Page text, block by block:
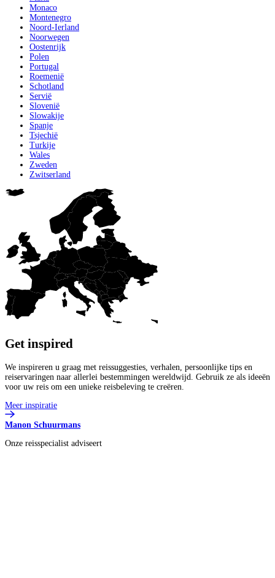
Monaco
Montenegro
Noord-Ierland
Noorwegen
Oostenrijk
Polen
Portugal
Roemenië
Schotland
Servië
Slovenië
Slowakije
Spanje
Tsjechië
Turkije
Wales
Zweden
Zwitserland
Get inspired
We inspireren u graag met reissuggesties, verhalen, persoonlijke tips en
reiservaringen naar allerlei bestemmingen wereldwijd. Gebruik ze als ideeën
voor uw reis om een unieke reisbeleving te creëren.
Meer inspiratie
Manon Schuurmans
Onze reisspecialist adviseert